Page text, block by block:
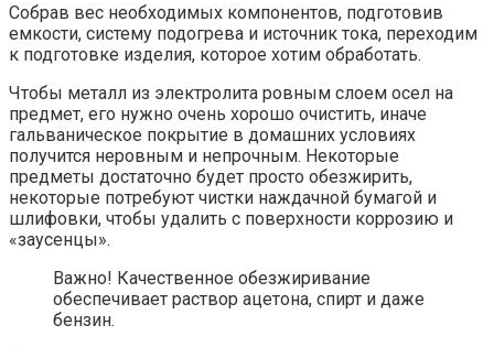
Собрав вес необходимых компонентов, подготовив
емкости, систему подогрева и источник тока, переходим
к подготовке изделия, которое хотим обработать.
Чтобы металл из электролита ровным слоем осел на
предмет, его нужно очень хорошо очистить, иначе
гальваническое покрытие в домашних условиях
получится неровным и непрочным. Некоторые
предметы достаточно будет просто обезжирить,
некоторые потребуют чистки наждачной бумагой и
шлифовки, чтобы удалить с поверхности коррозию и
«заусенцы».
Важно! Качественное обезжиривание
обеспечивает раствор ацетона, спирт и даже
бензин.